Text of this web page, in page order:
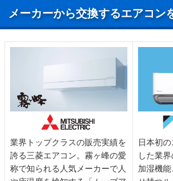
メーカーから交換するエアコン
業界トップクラスの販売実績を
誇る三菱エアコン。霧ヶ峰の愛
称で知られる人気メーカーで人
日本初
した業
加湿機